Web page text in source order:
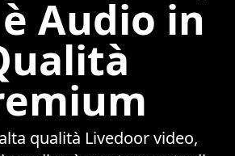
Audio in
qualità Livedoor video,